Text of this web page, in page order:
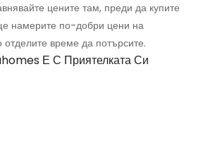
цените там, преди да купите
намерите по-добри цени на
отделите време да потърсите.
Е С Приятелката Си